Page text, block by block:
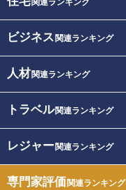
関連ランキング
ビジネス 関連ランキング
人材関連ランキング
トラベル関連ランキング
レジャー関連ランキング
専門家評価関連ランキング